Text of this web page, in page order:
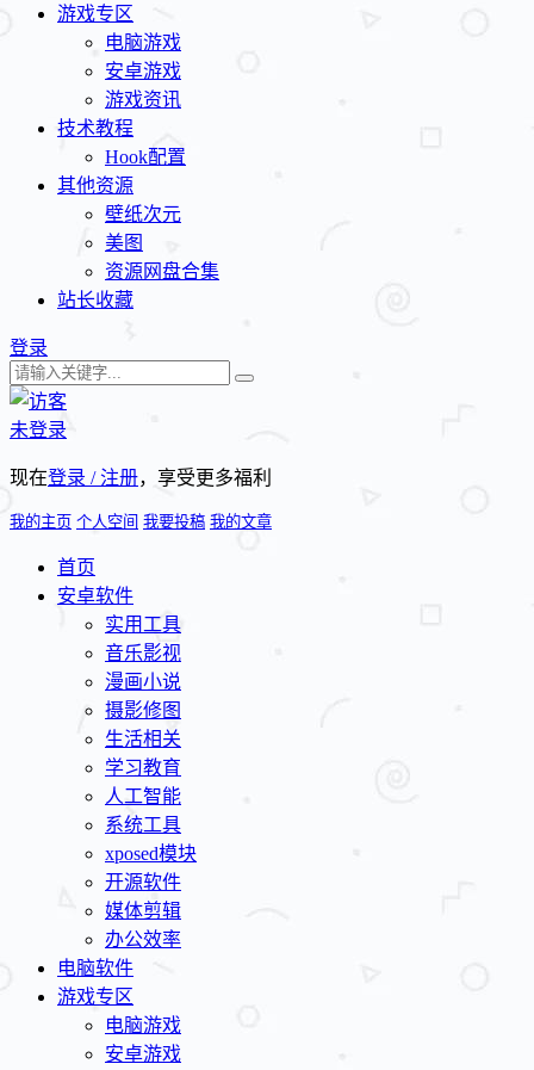
游戏专区
电脑游戏
安卓游戏
游戏资讯
技术教程
Hook配置
其他资源
壁纸次元
美图
资源网盘合集
站长收藏
登录
未登录
现在登录 / 注册，享受更多福利
我的主页 个人空间 我要投稿 我的文章
首页
安卓软件
实用工具
音乐影视
漫画小说
摄影修图
生活相关
学习教育
人工智能
系统工具
xposed模块
开源软件
媒体剪辑
办公效率
电脑软件
游戏专区
电脑游戏
安卓游戏